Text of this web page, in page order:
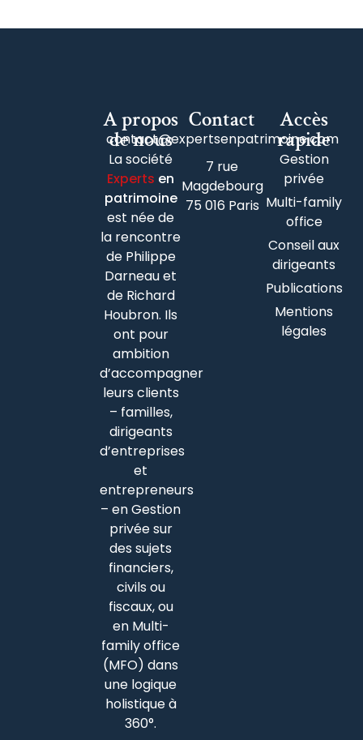
A propos
de nous
La société
Experts en
patrimoine
est née de
la rencontre
de Philippe
Darneau et
de Richard
Houbron. Ils
ont pour
ambition
d’accompagner
leurs clients
– familles,
dirigeants
d’entreprises
et
entrepreneurs
– en Gestion
privée sur
des sujets
financiers,
civils ou
fiscaux, ou
en Multi-
family office
(MFO) dans
une logique
holistique à
360°.
Contact
contact@expertsenpatrimoine.com
7 rue
Magdebourg
75 016 Paris
Accès
rapide
Gestion
privée
Multi-family
office
Conseil aux
dirigeants
Publications
Mentions
légales